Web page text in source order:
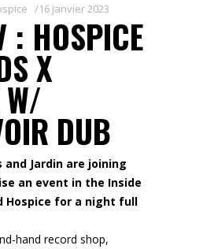
16 janvier 2023
: HOSPICE
X
DUB
and Jardin are joining
an event in the Inside
Hospice for a night full
hand record shop,